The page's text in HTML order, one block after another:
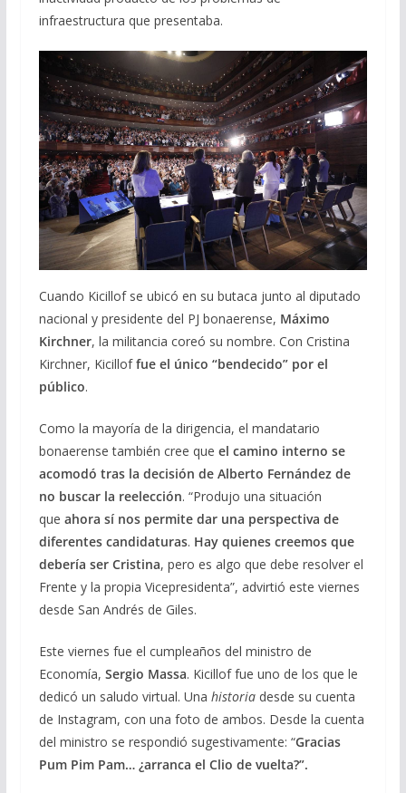
infraestructura que presentaba.
Cuando Kicillof se ubicó en su butaca junto al diputado
nacional y presidente del PJ bonaerense, Máximo
Kirchner, la militancia coreó su nombre. Con Cristina
Kirchner, Kicilloffue el único “bendecido” por el
público.
Como la mayoría de la dirigencia, el mandatario
bonaerense también cree que el camino interno se
acomodó tras la decisión de Alberto Fernández de
no buscar la reelección. “Produjo una situación
que ahora sí nos permite dar una perspectiva de
diferentes candidaturas. Hay quienes creemos que
debería ser Cristina, pero es algo que debe resolver el
Frente y la propia Vicepresidenta”, advirtió este viernes
desde San Andrés de Giles.
Este viernes fue el cumpleaños del ministro de
Economía, Sergio Massa. Kicillof fue uno de los que le
dedicó un saludo virtual. Una historia desde su cuenta
de Instagram, con una foto de ambos. Desde la cuenta
del ministro se respondió sugestivamente: “Gracias
Pum Pim Pam… ¿arranca el Clio de vuelta?”.